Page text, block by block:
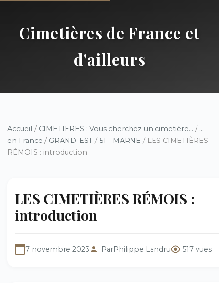
Cimetières de France et
d'ailleurs
Accueil / CIMETIERES : Vous cherchez un cimetière... / ...
en France / GRAND-EST / 51 - MARNE / LES CIMETIÈRES
RÉMOIS : introduction
LES CIMETIÈRES RÉMOIS :
introduction
7 novembre 2023 ParPhilippe Landru 517 vues